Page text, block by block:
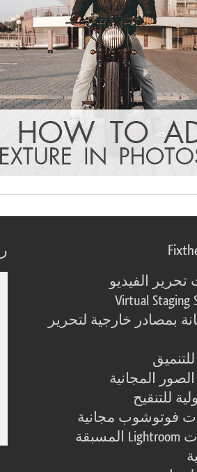
الفيديو
Virtual Staging
بمصادر خارجية لتحرير
المجانية
للتنقيح
فوتوشوب مجانية
إعدادات Lightroom المسبقة